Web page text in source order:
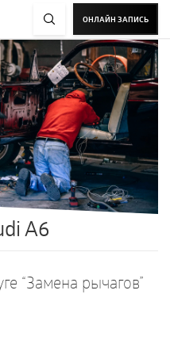
ОНЛАЙН ЗАПИСЬ
A6
“Замена рычагов”